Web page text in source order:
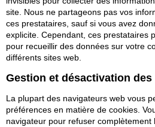
site. Nous ne partageons pas vos
ces prestataires, sauf si vous avez
explicite. Cependant, ces prestataires
pour recueillir des données sur votre
différents sites web.
Gestion et désactivation
La plupart des navigateurs web vous
préférences en matière de cookies.
navigateur pour refuser complètement